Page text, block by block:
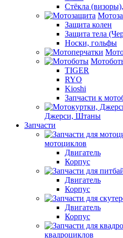
Стёкла
Защита колен
Защита тела
Носки, гольфы
TIGER
RYO
Kioshi
Запчасти к
Джерси, Штаны
Запчасти
мотоциклов
Двигатель
Корпус
Двигатель
Корпус
Двигатель
Корпус
квадроциклов